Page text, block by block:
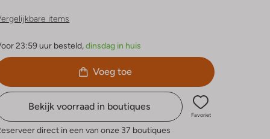
items
23:59 uur besteld, dinsdag in huis
Voeg toe
Bekijk voorraad in boutiques
Favoriet
direct in een van onze 37 boutiques